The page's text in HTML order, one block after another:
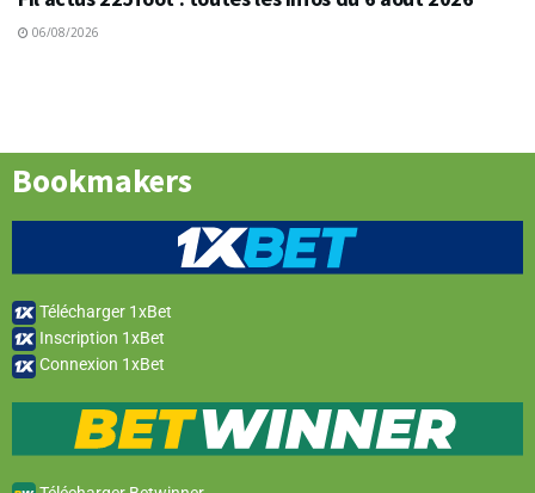
06/08/2026
Bookmakers
Télécharger 1xBet
Inscription 1xBet
Connexion 1xBet